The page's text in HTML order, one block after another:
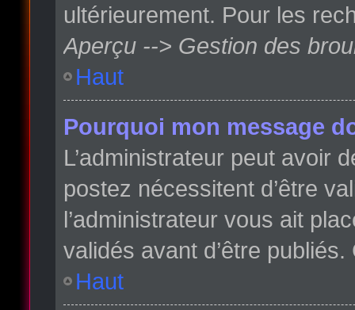
ultérieurement. Pour les
Aperçu --> Gestion des
Haut
Pourquoi mon message
L’administrateur peut avoir
postez nécessitent d’être
l’administrateur vous ait
validés avant d’être
Haut